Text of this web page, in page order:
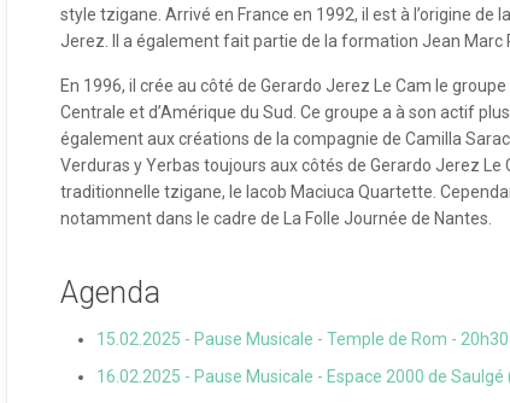
style tzigane. Arrivé en France en 1992, il est à l’origine
Jerez. Il a également fait partie de la formation Jean Marc
En 1996, il crée au côté de Gerardo Jerez Le Cam le
Centrale et d’Amérique du Sud. Ce groupe a à son actif
également aux créations de la compagnie de Camilla
Verduras y Yerbas toujours aux côtés de Gerardo Jerez
traditionnelle tzigane, le Iacob Maciuca Quartette.
notamment dans le cadre de La Folle Journée de Nantes.
Agenda
15.02.2025 - Pause Musicale - Temple de Rom - 20h30
16.02.2025 - Pause Musicale - Espace 2000 de Saulgé